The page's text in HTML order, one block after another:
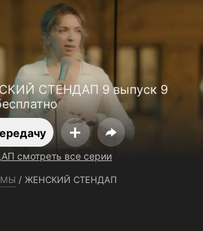
СТЕНДАП 9 выпуск 9
смотреть все серии
/ ЖЕНСКИЙ СТЕНДАП
Открыть приложение